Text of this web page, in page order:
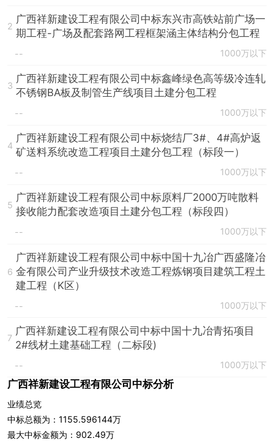
2
广西祥新建设工程有限公司中标东兴市高铁站前广场一
期工程-广场及配套路网工程框架涵主体结构分包工程
-- 1000万以下
3
广西祥新建设工程有限公司中标鑫峰绿色高等级冷连轧
不锈钢BA板及制管生产线项目土建分包工程
-- 1000万以下
4
广西祥新建设工程有限公司中标烧结厂3#、4#高炉返
矿送料系统改造工程项目土建分包工程（标段一）
-- 1000万以下
5
广西祥新建设工程有限公司中标原料厂2000万吨散料
接收能力配套改造项目土建分包工程（标段四）
-- 1000万以下
6
广西祥新建设工程有限公司中标中国十九冶广西盛隆冶
金有限公司产业升级技术改造工程炼钢项目建筑工程土
建工程（K区）
-- 1000万以下
7
广西祥新建设工程有限公司中标中国十九冶青拓项目
2#线材土建基础工程（二标段)
-- 1000万以下
广西祥新建设工程有限公司中标分析
业绩总览
中标总额为：1155.596144万
最大中标金额为：902.49万